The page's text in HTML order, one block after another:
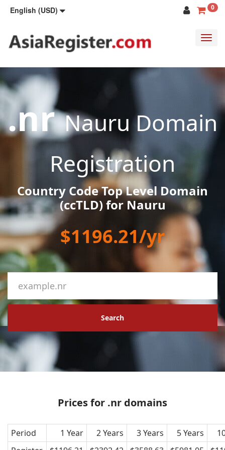
English (USD) 0
.nrNauru Domain
Registration
Country Code Top Level Domain
(ccTLD) for Nauru
$1196.21/yr
Search
Prices for .nr domains
Period 1 Year 2 Years 3 Years 5 Years